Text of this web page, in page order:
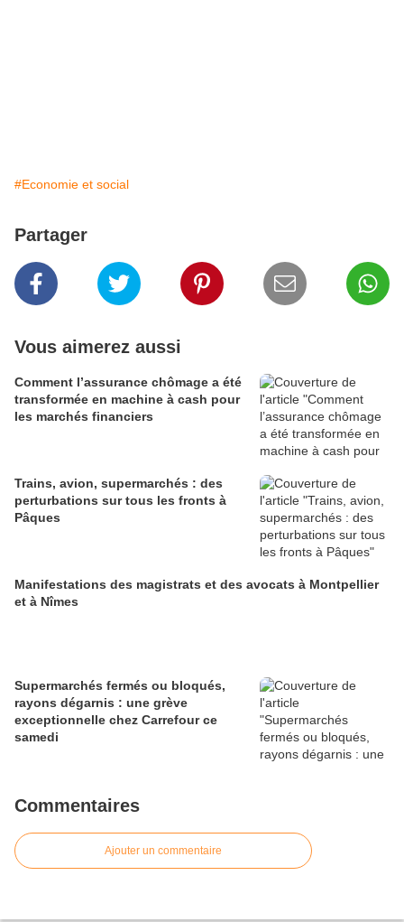
#Economie et social
Partager
Vous aimerez aussi
Comment l’assurance chômage a été
transformée en machine à cash pour
les marchés financiers
Trains, avion, supermarchés : des
perturbations sur tous les fronts à
Pâques
Manifestations des magistrats et des avocats à Montpellier
et à Nîmes
Supermarchés fermés ou bloqués,
rayons dégarnis : une grève
exceptionnelle chez Carrefour ce
samedi
Commentaires
Ajouter un commentaire